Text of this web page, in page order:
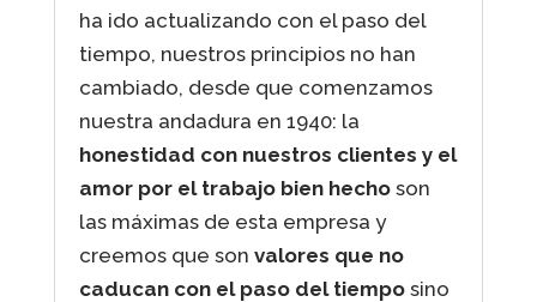
ha ido actualizando con el paso del
tiempo, nuestros principios no han
cambiado, desde que comenzamos
nuestra andadura en 1940: la
honestidad con nuestros clientes y el
amor por el trabajo bien hechoson
las máximas de esta empresa y
creemos que son valores que no
caducan con el paso del tiemposino